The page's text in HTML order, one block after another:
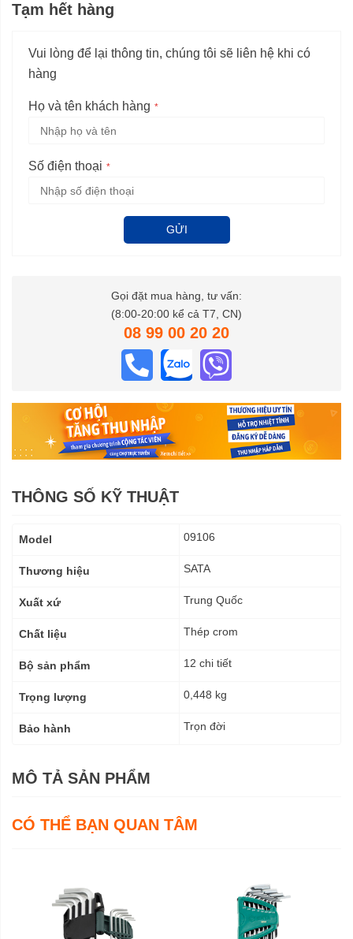
Tạm hết hàng
Vui lòng để lại thông tin, chúng tôi sẽ liên hệ khi có
hàng
Họ và tên khách hàng
Số điện thoại
GỬI
Gọi đặt mua hàng, tư vấn:
(8:00-20:00 kể cả T7, CN)
08 99 00 20 20
THÔNG SỐ KỸ THUẬT
kỹ
Model 09106
Thương hiệu SATA
Xuất xứ Trung Quốc
Chất liệu Thép crom
Bộ sản phẩm 12 chi tiết
Trọng lượng 0,448 kg
Bảo hành Trọn đời
MÔ TẢ SẢN PHẨM
CÓ THỂ BẠN QUAN TÂM